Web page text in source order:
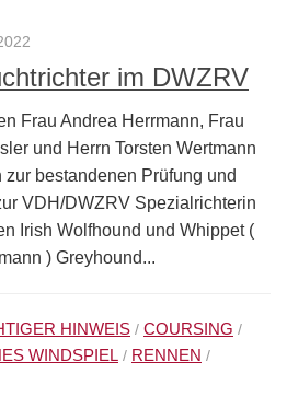
im DWZRV
Frau Andrea Herrmann, Frau
und Herrn Torsten Wertmann
zur bestandenen Prüfung und
VDH/DWZRV Spezialrichterin
Irish Wolfhound und Whippet (
) Greyhound...
HINWEIS / COURSING /
WINDSPIEL / RENNEN /